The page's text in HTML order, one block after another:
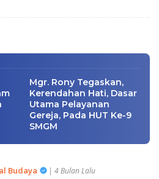
Mgr. Rony Tegaskan,
Kerendahan Hati, Dasar
Utama Pelayanan
Gereja, Pada HUT Ke-9
SMGM
Budaya | 4 Bulan Lalu